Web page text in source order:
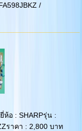
/
ห้อ : SHARPรุ่น :
ราคา : 2,800 บาท